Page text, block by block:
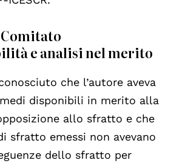
e analisi nel merito
che l’autore aveva
disponibili in merito alla
allo sfratto e che
sfratto emessi non avevano
dello sfratto per